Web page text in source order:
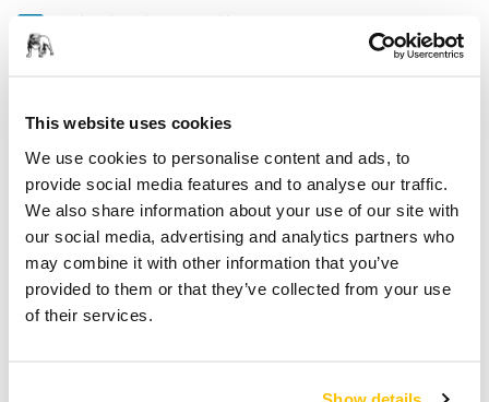
This website uses cookies
We use cookies to personalise content and ads, to
provide social media features and to analyse our traffic.
We also share information about your use of our site with
our social media, advertising and analytics partners who
may combine it with other information that you’ve
provided to them or that they’ve collected from your use
of their services.
Teknisk specifikation
Nedladdningar
Längd 130 mm